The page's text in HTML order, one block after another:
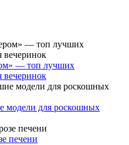
— топ лучших
вечеринок
модели для роскошных
печени